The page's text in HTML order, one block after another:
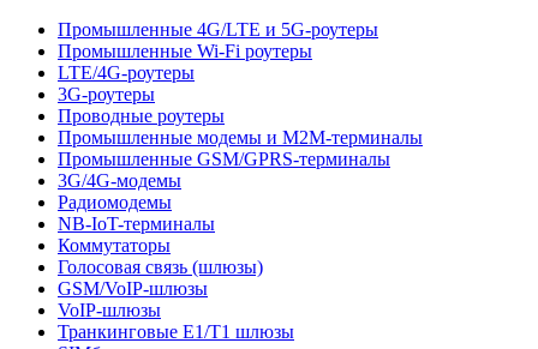
Промышленные 4G/LTE и 5G-роутеры
Промышленные Wi-Fi роутеры
LTE/4G-роутеры
3G-роутеры
Проводные роутеры
Промышленные модемы и M2M-терминалы
Промышленные GSM/GPRS-терминалы
3G/4G-модемы
Радиомодемы
NB-IoT-терминалы
Коммутаторы
Голосовая связь (шлюзы)
GSM/VoIP-шлюзы
VoIP-шлюзы
Транкинговые E1/T1 шлюзы